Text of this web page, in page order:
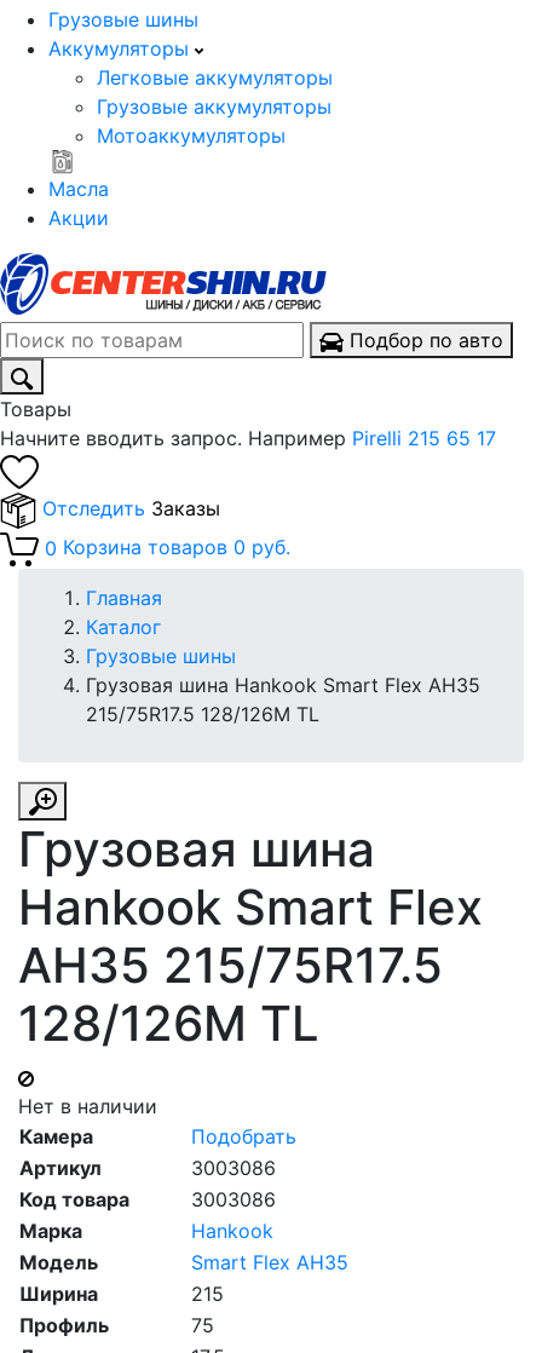
Грузовые шины
Аккумуляторы
Легковые аккумуляторы
Грузовые аккумуляторы
Мотоаккумуляторы
Масла
Акции
Подбор по авто
Товары
Начните вводить запрос. Например Pirelli 215 65 17
Отследить Заказы
0 Корзина товаров 0 руб.
Главная
Каталог
Грузовые шины
Грузовая шина Hankook Smart Flex AH35
215/75R17.5 128/126M TL
Грузовая шина
Hankook Smart Flex
AH35 215/75R17.5
128/126M TL
Нет в наличии
Камера
Подобрать
Артикул
3003086
Код товара
3003086
Марка
Hankook
Модель
Smart Flex AH35
Ширина
215
Профиль
75